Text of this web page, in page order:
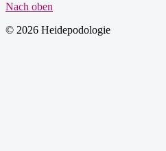
Nach oben
© 2026 Heidepodologie